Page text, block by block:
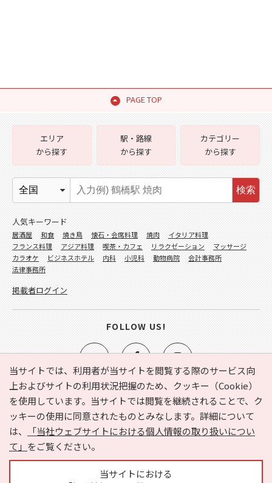
PAGE TOP
当サイトでは、利用者が当サイトを閲覧する際のサービス向
上およびサイトの利用状況把握のため、クッキー（Cookie）
を使用しています。当サイトでは閲覧を継続されることで、ク
ッキーの使用に同意されたものとみなします。詳細について
は、
「当社ウェブサイトにおける個人情報の取り扱いについ
て」 をご覧ください。
当サイトにおける
e-NAVITA（イーナビタ）とは？ お気に入り
ヘルプ
利用規約
個人情報の取り扱いについて
運営会社
サイトマップ
広告掲載に関するお問い合わせ
エリア
から探す
駅・路線
から探す
カテゴリー
から探す
検索
人気キーワード
居酒屋 和食 焼き鳥 懐石・会席料理 焼肉
イタリア料理
フランス料理
アジア料理 喫茶・カフェ リラクゼーション
マッサージ
カラオケ
ビジネスホテル 内科 小児科 動物病院
会計事務所
法律事務所
掲載者ログイン
FOLLOW US!